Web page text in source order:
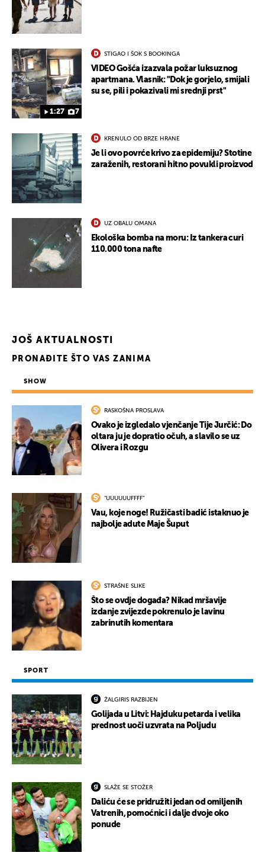
1:27 7
STIGAO I ŠOK S BOOKINGA
VIDEO Gošća izazvala požar luksuznog
apartmana. Vlasnik: "Dok je gorjelo, smijali
su se, pili i pokazivali mi srednji prst"
KRENULO OD BRZE HRANE
Je li ovo povrće krivo za epidemiju? Stotine
zaraženih, restorani hitno povukli proizvod
UZ OBALU OMANA
Ekološka bomba na moru: Iz tankera curi
110.000 tona nafte
JOŠ AKTUALNOSTI
PRONAĐITE ŠTO VAS ZANIMA
SHOW
RASKOŠNA PROSLAVA
Ovako je izgledalo vjenčanje Tije Jurčić: Do
oltara ju je dopratio očuh, a slavilo se uz
Olivera i Rozgu
"UUUUUUFFFF"
Vau, koje noge! Ružičasti badić istaknuo je
najbolje adute Maje Šuput
STRAŠNE SLIKE
Što se ovdje događa? Nikad mršavije
izdanje zvijezde pokrenulo je lavinu
zabrinutih komentara
SPORT
ŽALGIRIS RAZBIJEN
Golijada u Litvi: Hajduku petarda i velika
prednost uoči uzvrata na Poljudu
SLAŽE SE STOŽER
Daliću će se pridružiti jedan od omiljenih
Vatrenih, pomoćnici i dalje dvoje oko
ponude